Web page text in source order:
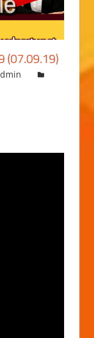
(07.09.19)